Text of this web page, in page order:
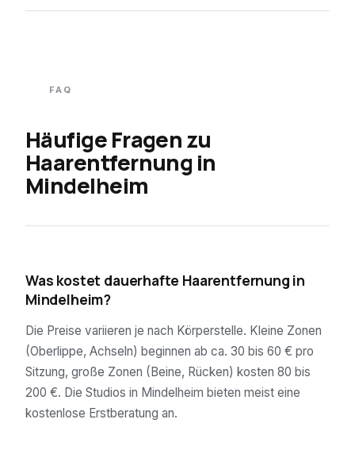
FAQ
Häufige Fragen zu
Haarentfernung in
Mindelheim
Was kostet dauerhafte Haarentfernung in
Mindelheim?
Die Preise variieren je nach Körperstelle. Kleine Zonen
(Oberlippe, Achseln) beginnen ab ca. 30 bis 60 € pro
Sitzung, große Zonen (Beine, Rücken) kosten 80 bis
200 €. Die Studios in Mindelheim bieten meist eine
kostenlose Erstberatung an.